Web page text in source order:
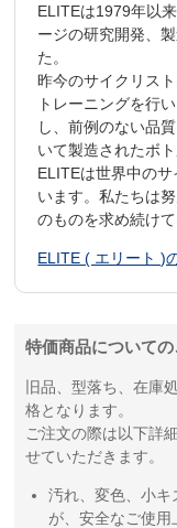
ELITEは1979年以
ージの研究開発、
た。
昨今のサイクリス
トレーニングを行
し、前例のない品
いて製造されたボ
ELITEは世界中の
います。私たちは
のものを求め続けて
ELITE ( エリート )
特価商品について
旧品、型落ち、在庫
格となります。
ご注文の際は以下詳
せていただきます。
汚れ、変色、小
が、安全なご使